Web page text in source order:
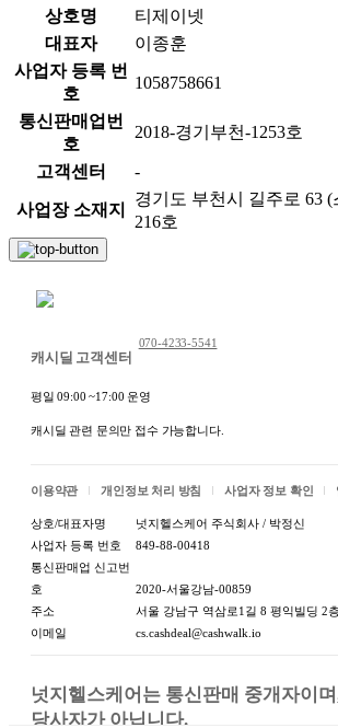
상호명
티제이넷
대표자
이종훈
사업자 등록 번
호
1058758661
통신판매업번
호
2018-경기부천-1253호
고객센터 -
사업장 소재지
경기도 부천시 길주로 63
216호
캐시딜 고객센터
070-4233-5541
평일 09:00 ~17:00 운영
캐시딜 관련 문의만 접수 가능합니다.
이용약관 개인정보 처리 방침 사업자 정보 확인
상호/대표자명
넛지헬스케어 주식회사 / 박정신
사업자 등록 번호
849-88-00418
통신판매업 신고번
호
2020-서울강남-00859
주소
서울 강남구 역삼로1길 8 평익빌딩 2
이메일
cs.cashdeal@cashwalk.io
넛지헬스케어는 통신판매 중개자이
당사자가 아닙니다.